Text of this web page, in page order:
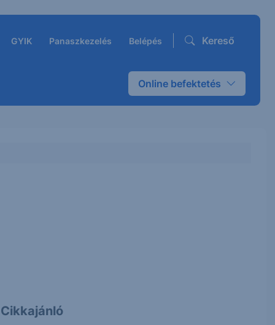
GYIK Panaszkezelés Belépés Kereső
Online befektetés
Cikkajánló